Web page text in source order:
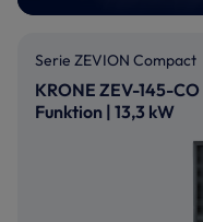
Serie ZEVION Compact
KRONE ZEV-145-
Funktion | 13,3 kW